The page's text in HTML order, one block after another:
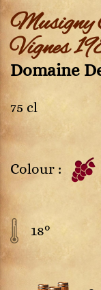
Musigny
Vignes
Domaine
75 cl
Colour :
18°